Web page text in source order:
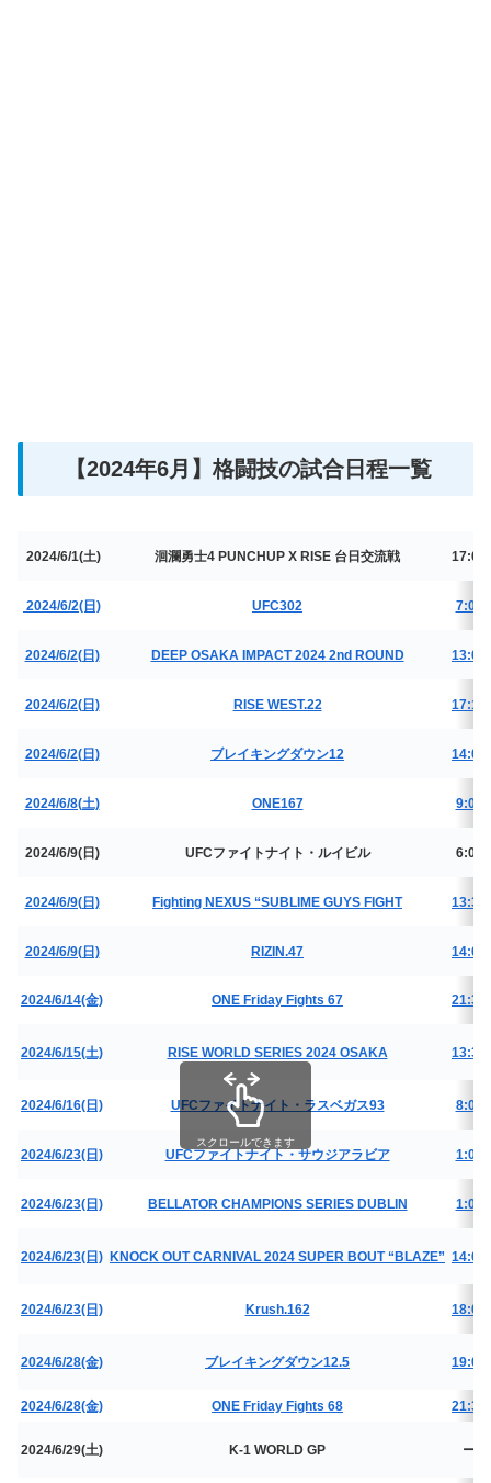
【2024年6月】格闘技の試合日程一覧
2024/6/1(土) 洄瀾勇士4 PUNCHUP X RISE 台日交流戦 17:00
2024/6/2(日) UFC302 7:00
2024/6/2(日) DEEP OSAKA IMPACT 2024 2nd ROUND 13:00
2024/6/2(日) RISE WEST.22 17:15
2024/6/2(日) ブレイキングダウン12 14:00
2024/6/8(土) ONE167 9:00
2024/6/9(日) UFCファイトナイト・ルイビル 6:00
2024/6/9(日) Fighting NEXUS “SUBLIME GUYS FIGHT 13:30
2024/6/9(日) RIZIN.47 14:00
2024/6/14(金) ONE Friday Fights 67 21:30
2024/6/15(土) RISE WORLD SERIES 2024 OSAKA 13:30
2024/6/16(日) UFCファイトナイト・ラスベガス93 8:00
2024/6/23(日) UFCファイトナイト・サウジアラビア 1:00
2024/6/23(日) BELLATOR CHAMPIONS SERIES DUBLIN 1:00
2024/6/23(日) KNOCK OUT CARNIVAL 2024 SUPER BOUT “BLAZE” 14:00
2024/6/23(日) Krush.162 18:00
2024/6/28(金) ブレイキングダウン12.5 19:00
2024/6/28(金) ONE Friday Fights 68 21:30
2024/6/29(土) K-1 WORLD GP ー
スクロールできます